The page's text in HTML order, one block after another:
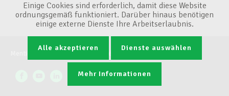
Conditions générales
Einige Cookies sind erforderlich, damit diese Website
ordnungsgemäß funktioniert. Darüber hinaus benötigen
einige externe Dienste Ihre Arbeitserlaubnis.
Alle akzeptieren Dienste auswählen
Mehr Informationen